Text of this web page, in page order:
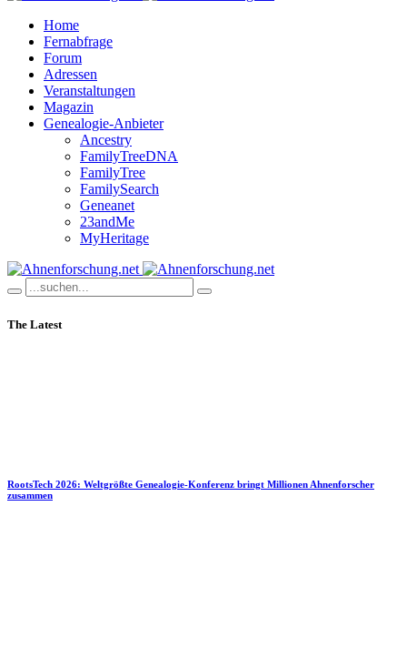
Home
Fernabfrage
Forum
Adressen
Veranstaltungen
Magazin
Genealogie-Anbieter
Ancestry
FamilyTreeDNA
FamilyTree
FamilySearch
Geneanet
23andMe
MyHeritage
The Latest
RootsTech 2026: Weltgrößte Genealogie-Konferenz bringt Millionen Ahnenforscher
zusammen